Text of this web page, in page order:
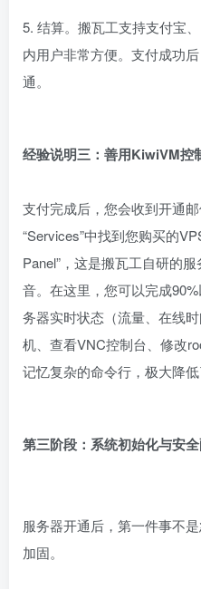
5. 结算。搬瓦工支持支付宝
内用户非常方便。支付成功
通。
经验说明三：善用KiwiVM控
支付完成后，您会收到开通
“Services”中找到您购买的
Panel”，这是搬瓦工自研的
音。在这里，您可以完成
务器实时状态（流量、在线
机、查看VNC控制台、修改
记忆复杂的命令行，极大降低
第三阶段：系统初始化与安
服务器开通后，第一件事不
加固。